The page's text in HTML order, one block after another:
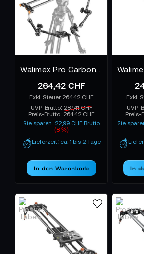
264,42 CHF
264,42 CHF
UVP-Brutto: 287,41 CHF
Preis-Brutto: 264,42 CHF
Sie sparen: 22,99 CHF Brutto
(8 %)
Lieferzeit: ca. 1 bis 2 Tage
In den Warenkorb
UVP-
Preis-
Sie
In